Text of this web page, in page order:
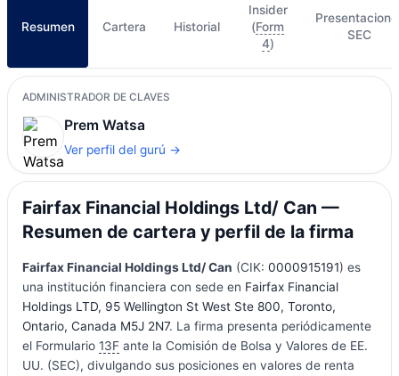
Resumen Cartera Historial
Insider
(Form
4)
SEC
ADMINISTRADOR DE CLAVES
Prem Watsa
Ver perfil del gurú →
Fairfax Financial Holdings Ltd/ Can —
Resumen de cartera y perfil de la firma
Fairfax Financial Holdings Ltd/ Can (CIK: 0000915191) es
una institución financiera con sede en Fairfax Financial
Holdings LTD, 95 Wellington St West Ste 800, Toronto,
Ontario, Canada M5J 2N7. La firma presenta periódicamente
el Formulario 13Fante la Comisión de Bolsa y Valores de EE.
UU. (SEC), divulgando sus posiciones en valores de renta